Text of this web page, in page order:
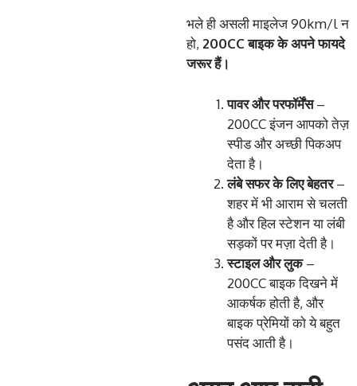
भले ही असली माइलेज 90km/l न
हो, 200CCबाइककेअपनेफायदे
जरूरहैं।
पावरऔरपरफॉर्मेंस–
200CC इंजन आपको तेज़
स्पीड और अच्छी पिकअप
देता है।
लंबेसफरकेलिएबेहतर–
शहर में भी आराम से चलती
है और हिल स्टेशन या लंबी
सड़कों पर मज़ा देती है।
स्टाइलऔरलुक–
200CC बाइक दिखने में
आकर्षक होती है, और
बाइक प्रेमियों को ये बहुत
पसंद आती है।